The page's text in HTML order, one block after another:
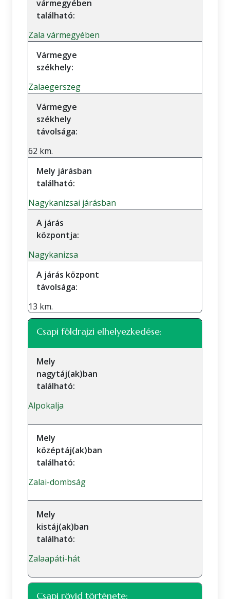
vármegyében
található:
Zala vármegyében
Vármegye
székhely:
Zalaegerszeg
Vármegye
székhely
távolsága:
62 km.
Mely járásban
található:
Nagykanizsai járásban
A járás
központja:
Nagykanizsa
A járás központ
távolsága:
13 km.
Csapi földrajzi elhelyezkedése:
Mely
nagytáj(ak)ban
található:
Alpokalja
Mely
középtáj(ak)ban
található:
Zalai-dombság
Mely
kistáj(ak)ban
található:
Zalaapáti-hát
Csapi rövid története: